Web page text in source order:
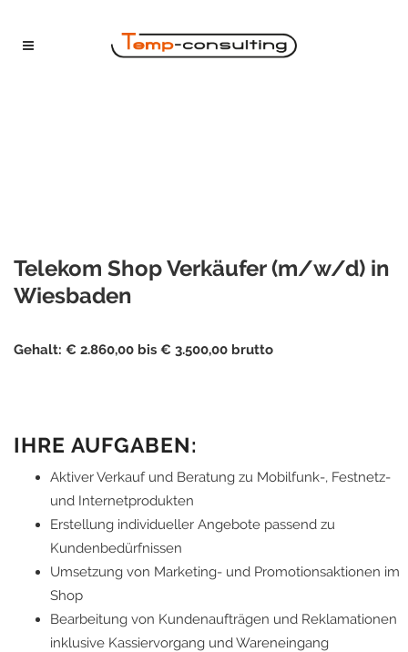
Telekom Shop Verkäufer (m/w/d) in
Wiesbaden
Gehalt: € 2.860,00 bis € 3.500,00 brutto
IHRE AUFGABEN:
Aktiver Verkauf und Beratung zu Mobilfunk-, Festnetz-
und Internetprodukten
Erstellung individueller Angebote passend zu
Kundenbedürfnissen
Umsetzung von Marketing- und Promotionsaktionen im
Shop
Bearbeitung von Kundenaufträgen und Reklamationen
inklusive Kassiervorgang und Wareneingang